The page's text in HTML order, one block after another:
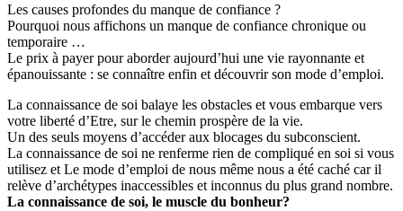
Les causes profondes du manque de confiance ?
Pourquoi nous affichons un manque de confiance chronique ou
temporaire …
Le prix à payer pour aborder aujourd’hui une vie rayonnante et
épanouissante : se connaître enfin et découvrir son mode d’emploi.
La connaissance de soi balaye les obstacles et vous embarque vers
votre liberté d’Etre, sur le chemin prospère de la vie.
Un des seuls moyens d’accéder aux blocages du subconscient.
La connaissance de soi ne renferme rien de compliqué en soi si vous
utilisez et Le mode d’emploi de nous même nous a été caché car il
relève d’archétypes inaccessibles et inconnus du plus grand nombre.
La connaissance de soi, le muscle du bonheur?